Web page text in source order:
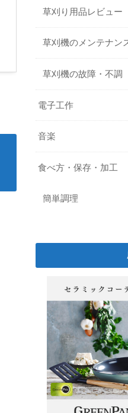
草刈り用品レビュー
草刈機のメンテナン
草刈機の故障・不調
電子工作
音楽
食べ方・保存・加工
簡単調理